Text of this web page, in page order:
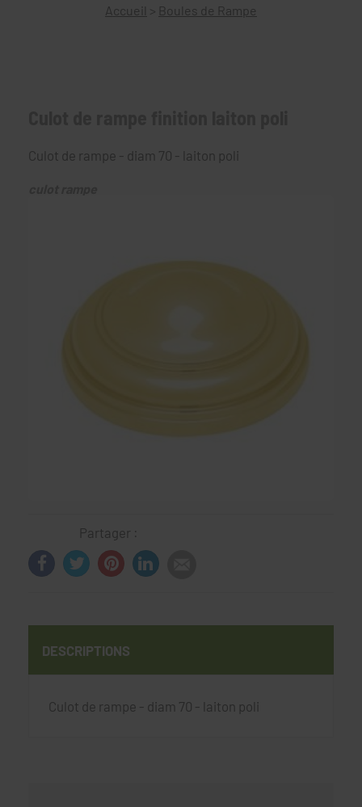
Accueil > Boules de Rampe
Culot de rampe - diam 70 - laiton poli
Partager :
DESCRIPTIONS
Culot de rampe - diam 70 - laiton poli